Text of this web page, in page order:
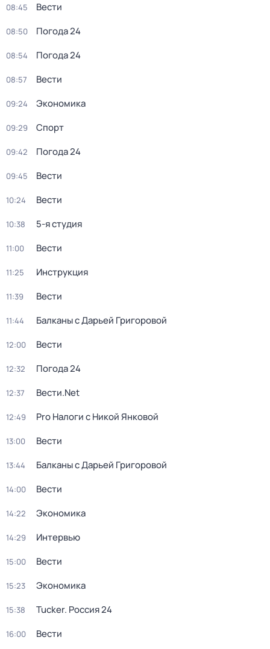
08:45 Вести
08:50 Погода 24
08:54 Погода 24
08:57 Вести
09:24 Экономика
09:29 Спорт
09:42 Погода 24
09:45 Вести
10:24 Вести
10:38 5-я студия
11:00 Вести
11:25 Инструкция
11:39 Вести
11:44 Балканы с Дарьей Григоровой
12:00 Вести
12:32 Погода 24
12:37 Вести.Net
12:49 Pro Налоги с Никой Янковой
13:00 Вести
13:44 Балканы с Дарьей Григоровой
14:00 Вести
14:22 Экономика
14:29 Интервью
15:00 Вести
15:23 Экономика
15:38 Tucker. Россия 24
16:00 Вести